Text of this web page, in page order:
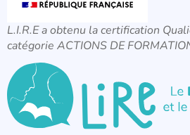
L.I.R.E a obtenu la certification
catégorie ACTIONS DE